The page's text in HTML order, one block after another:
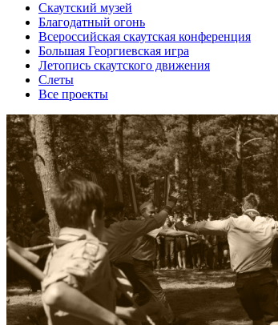
Скаутский музей
Благодатный огонь
Всероссийская скаутская конференция
Большая Георгиевская игра
Летопись скаутского движения
Слеты
Все проекты